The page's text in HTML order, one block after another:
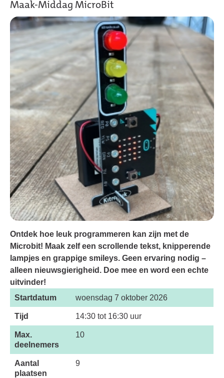
Maak-Middag MicroBit
Ontdek hoe leuk programmeren kan zijn met de
Microbit! Maak zelf een scrollende tekst, knipperende
lampjes en grappige smileys. Geen ervaring nodig –
alleen nieuwsgierigheid. Doe mee en word een echte
uitvinder!
Startdatum
woensdag 7 oktober 2026
Tijd 14:30 tot 16:30 uur
Max.
deelnemers
10
Aantal
plaatsen
9